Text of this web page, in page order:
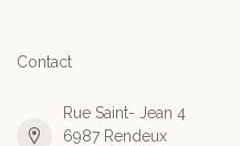
Contact
Rue Saint- Jean 4
6987 Rendeux